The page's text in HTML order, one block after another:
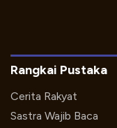
Rangkai Pustaka
Cerita Rakyat
Sastra Wajib Baca